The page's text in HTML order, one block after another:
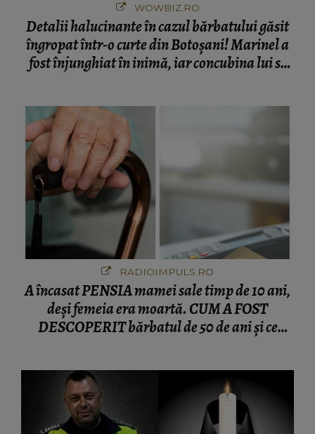
WOWBIZ.RO
Detalii halucinante în cazul bărbatului găsit
îngropat într-o curte din Botoșani! Marinel a
fost înjunghiat în inimă, iar concubina lui se
RADIOIMPULS.RO
A încasat PENSIA mamei sale timp de 10 ani,
deși femeia era moartă. CUM A FOST
DESCOPERIT bărbatul de 50 de ani și ce